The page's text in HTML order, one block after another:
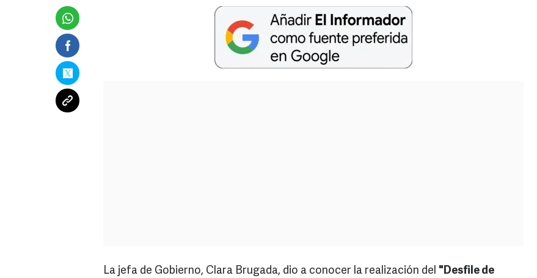
La jefa de Gobierno, Clara Brugada, dio a conocer la realización del "Desfile de